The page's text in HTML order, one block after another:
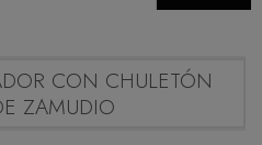
CON CHULETÓN
ZAMUDIO